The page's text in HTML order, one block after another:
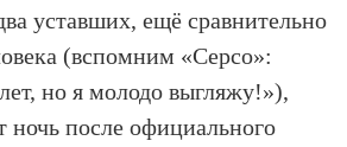
уставших, ещё сравнительно
(вспомним «Серсо»:
но я молодо выгляжу!»),
ночь после официального